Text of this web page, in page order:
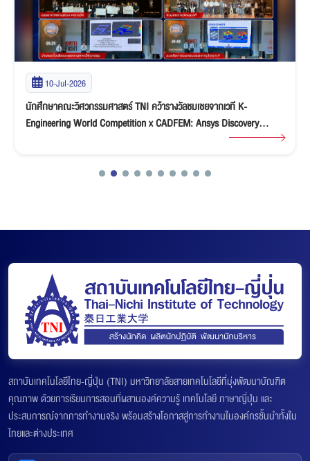
10-Jul-2026
นักศึกษาคณะวิศวกรรมศาสตร์ TNI คว้ารางวัลชมเชยจากเวที K-
Engineering World Competition x CADFEM: Ansys Discovery
สถาบันเทคโนโลยีไทย-ญี่ปุ่น (TNI) มหาวิทยาลัยสายเทคโนโลยีที่มุ่งพัฒนาบัณฑิต
คุณภาพ ด้วยการเรียนการสอนที่ผสานองค์ความรู้ เทคโนโลยี ภาษาญี่ปุ่น และ
ประสบการณ์จากการทำงานจริง พร้อมสร้างโอกาสสู่การทำงานในองค์กรชั้นนำทั้งใน
ไทยและต่างประเทศ